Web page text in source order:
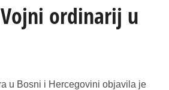
ordinarij u
u Bosni i Hercegovini objavila je